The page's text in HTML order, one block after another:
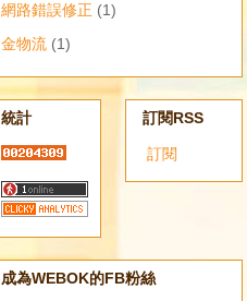
網路錯誤修正 (1)
金物流 (1)
統計 訂閱RSS
訂閱
成為WEBOK的FB粉絲